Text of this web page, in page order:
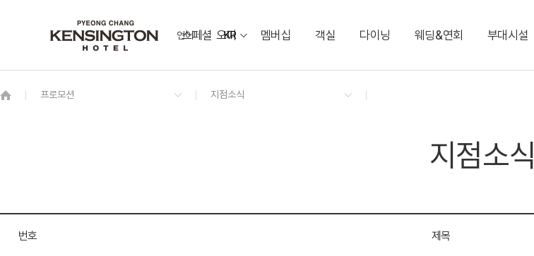
언어 KR
스페셜 오퍼
OVERVIEW
다이닝 & 이벤트
멤버십
그랜드 켄싱턴 회원권 켄싱턴 리워즈 NEW
객실
OVERVIEW
디럭스 패밀리 트윈
커넥팅 패밀리 트윈(최대 8인)
다이닝
OVERVIEW
소금강 Sogeumgang 글램핑 빌리지 Glamping
웨딩&연회
OVERVIEW
그랜드볼룸 1·2
부대시설
OVERVIEW
켄싱턴 프렌치 가든 키즈 월드
OVERVIEW
동물먹이 주기 체험 프렌치 가든 트레인 투어
지점소식
번호 제목